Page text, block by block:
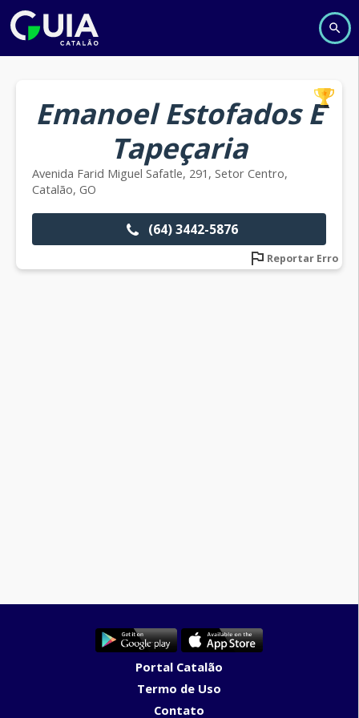
Emanoel Estofados E
Tapeçaria
Avenida Farid Miguel Safatle, 291, Setor Centro,
Catalão, GO
(64) 3442-5876
Reportar Erro
Portal Catalão
Termo de Uso
Contato